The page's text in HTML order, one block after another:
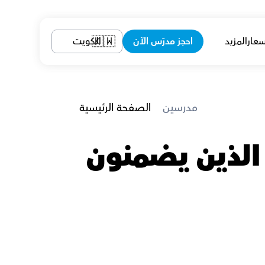
الصفحة الرئيسية مدرسين
المزيد احجز مدرّس الآن 🇰🇼الكويت